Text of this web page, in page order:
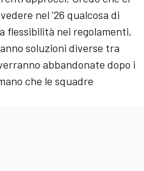
nel '26 qualcosa di
flessibilità nei regolamenti,
soluzioni diverse tra
abbandonate dopo i
che le squadre